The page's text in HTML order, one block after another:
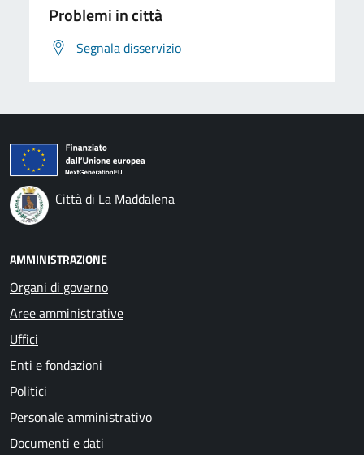
Problemi in città
Segnala disservizio
Città di La Maddalena
AMMINISTRAZIONE
Organi di governo
Aree amministrative
Uffici
Enti e fondazioni
Politici
Personale amministrativo
Documenti e dati